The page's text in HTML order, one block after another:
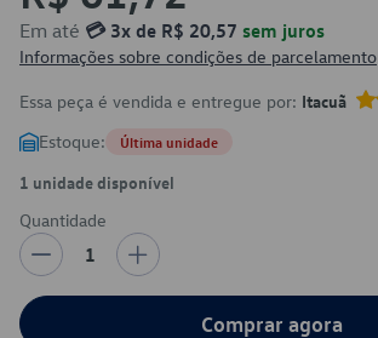
Em até 💳 3x de R$ 20,57 sem juros
Informações sobre condições de parcelamento
Essa peça é vendida e entregue por: Itacuã
Estoque: Última unidade
1 unidade disponível
Quantidade
1
Comprar agora